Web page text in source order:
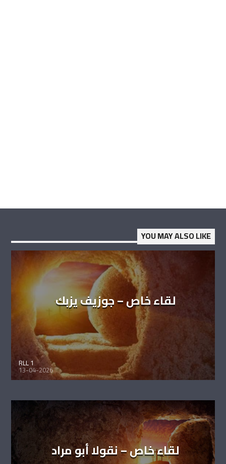
YOU MAY ALSO LIKE
لقاء خاص – جوزيف يزبك
RLL 1
13-04-2026
لقاء خاص – نقولا أبو مراد